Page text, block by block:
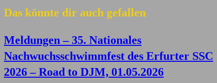
Das könnte dir auch gefallen
Meldungen – 35. Nationales
Nachwuchsschwimmfest des Erfurter SSC
2026 – Road to DJM, 01.05.2026